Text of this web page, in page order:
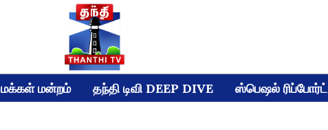
மக்கள் மன்றம் தந்தி டிவி DEEP DIVE ஸ்பெஷல் ரிப்போர்ட்